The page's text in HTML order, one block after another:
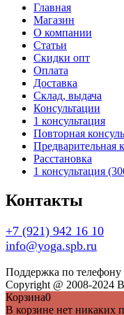
Главная
Магазин
О компании
Статьи
Скидки опт
Оплата
Доставка
Склад, выдача
Консультации
1 консультация
Повторная
Предварительная
Расстановка
1 консультация
Контакты
+7 (921) 942 16 10
info@yoga.spb.ru
Поддержка по
Copyright @ 2008-2024
Корзина0
В корзине нет никаких